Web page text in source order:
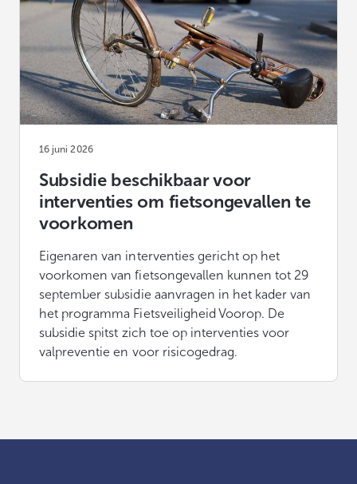
16 juni 2026
Subsidie beschikbaar voor
interventies om fietsongevallen te
voorkomen
Eigenaren van interventies gericht op het
voorkomen van fietsongevallen kunnen tot 29
september subsidie aanvragen in het kader van
het programma Fietsveiligheid Voorop. De
subsidie spitst zich toe op interventies voor
valpreventie en voor risicogedrag.